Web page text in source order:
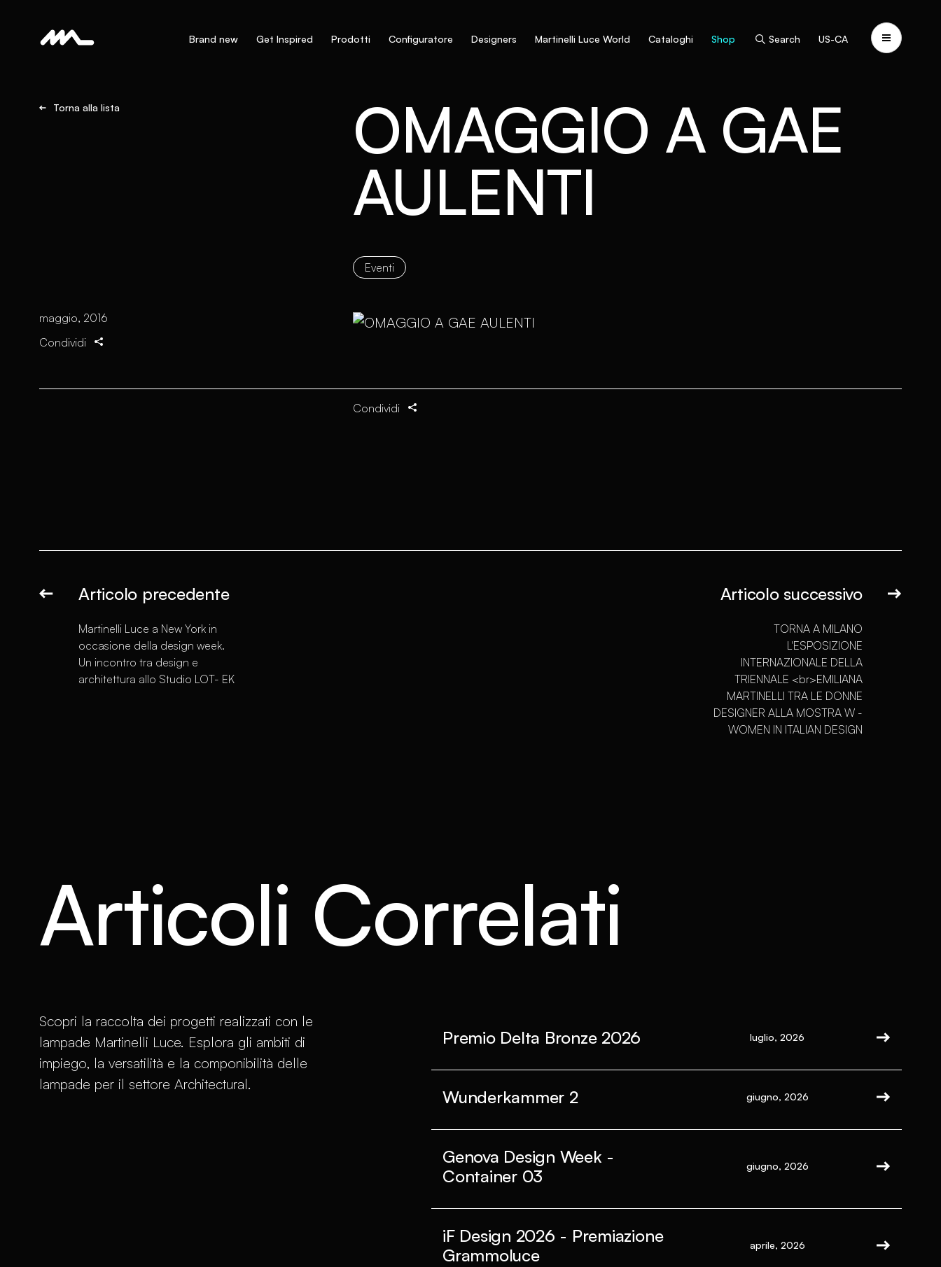
Brand new Get Inspired Prodotti Configuratore Designers Martinelli Luce World Cataloghi Shop Search US-CA
Torna alla lista OMAGGIO A GAE
AULENTI
Eventi
maggio, 2016
Condividi
Condividi
Articolo precedente
Martinelli Luce a New York in
occasione della design week.
Un incontro tra design e
architettura allo Studio LOT- EK
Articolo successivo
TORNA A MILANO
L'ESPOSIZIONE
INTERNAZIONALE DELLA
TRIENNALE <br>EMILIANA
MARTINELLI TRA LE DONNE
DESIGNER ALLA MOSTRA W -
WOMEN IN ITALIAN DESIGN
Articoli Correlati
Scopri la raccolta dei progetti realizzati con le
lampade Martinelli Luce. Esplora gli ambiti di
impiego, la versatilità e la componibilità delle
lampade per il settore Architectural.
Premio Delta Bronze 2026 luglio, 2026
Wunderkammer 2 giugno, 2026
Genova Design Week -
Container 03
giugno, 2026
iF Design 2026 - Premiazione
Grammoluce
aprile, 2026